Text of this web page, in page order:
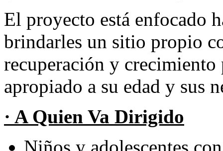
El proyecto está enfocado
brindarles un sitio propio
recuperación y
apropiado a su edad y sus
· A Quien Va Dirigido
Niños y adolescentes